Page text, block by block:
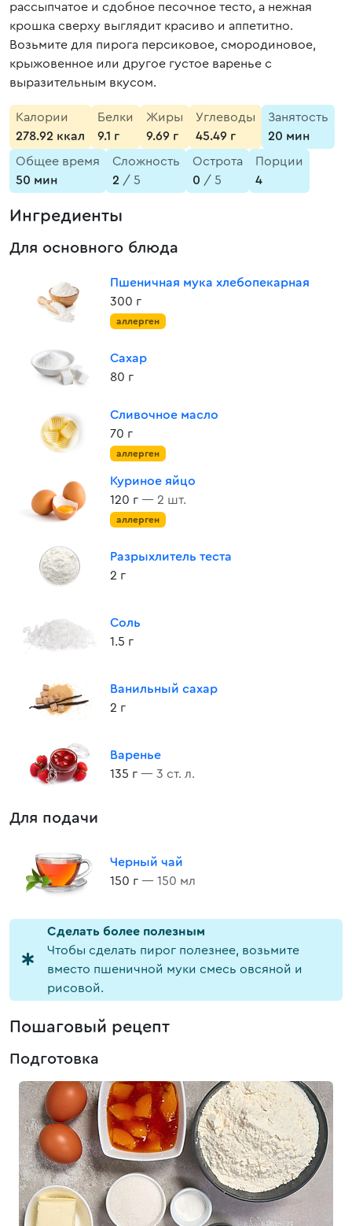
рассыпчатое и сдобное песочное тесто, а нежная
крошка сверху выглядит красиво и аппетитно.
Возьмите для пирога персиковое, смородиновое,
крыжовенное или другое густое варенье с
выразительным вкусом.
Калории
278.92 ккал
Белки
9.1 г
Жиры
9.69 г
Углеводы
45.49 г
Занятость
20 мин
Общее время
50 мин
Сложность
2 / 5
Острота
0 / 5
Порции
4
Ингредиенты
Для основного блюда
Пшеничная мука хлебопекарная
300 г
аллерген
Сахар
80 г
Сливочное масло
70 г
аллерген
Куриное яйцо
120 г — 2 шт.
аллерген
Разрыхлитель теста
2 г
Соль
1.5 г
Ванильный сахар
2 г
Варенье
135 г — 3 ст. л.
Для подачи
Черный чай
150 г — 150 мл
Cделать более полезным
Чтобы сделать пирог полезнее, возьмите
вместо пшеничной муки смесь овсяной и
рисовой.
Пошаговый рецепт
Подготовка